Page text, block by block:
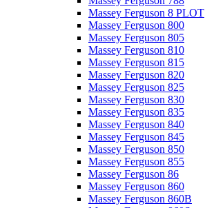
Massey Ferguson 8 PLOT
Massey Ferguson 800
Massey Ferguson 805
Massey Ferguson 810
Massey Ferguson 815
Massey Ferguson 820
Massey Ferguson 825
Massey Ferguson 830
Massey Ferguson 835
Massey Ferguson 840
Massey Ferguson 845
Massey Ferguson 850
Massey Ferguson 855
Massey Ferguson 86
Massey Ferguson 860
Massey Ferguson 860B